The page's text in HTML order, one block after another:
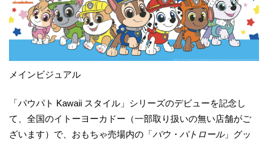
メインビジュアル
「パウパト Kawaii スタイル」シリーズのデビューを記念し
て、全国のイトーヨーカドー（一部取り扱いの無い店舗がご
ざいます）で、おもちゃ売場内の「パウ・パトロール」グッ